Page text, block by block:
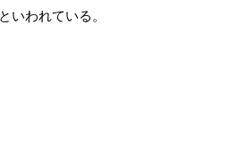
いわれている。